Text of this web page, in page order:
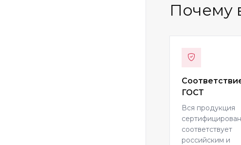
Почему
ГОСТ
Вся продукция
соответствует
российским и